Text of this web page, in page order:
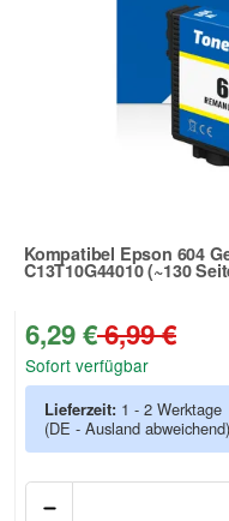
Kompatibel Epson 604
C13T10G44010 (~130
Zur Artikelbewertung
6,29 €6,99 €
Sofort verfügbar
Lieferzeit: 1 - 2 Werktage
(DE - Ausland abweichend)